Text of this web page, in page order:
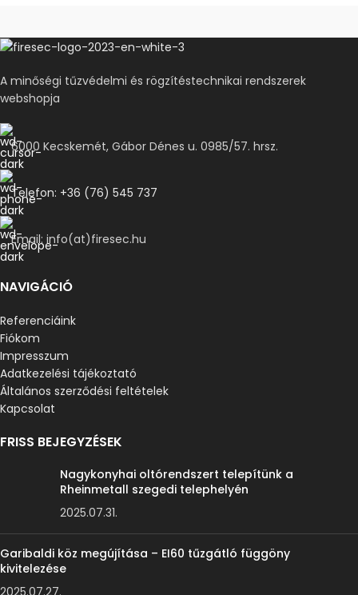
A minőségi tűzvédelmi és rögzítéstechnikai rendszerek
webshopja
6000 Kecskemét, Gábor Dénes u. 0985/57. hrsz.
Telefon: +36 (76) 545 737
Email: info(at)firesec.hu
NAVIGÁCIÓ
Referenciáink
Fiókom
Impresszum
Adatkezelési tájékoztató
Általános szerződési feltételek
Kapcsolat
FRISS BEJEGYZÉSEK
Nagykonyhai oltórendszert telepítünk a
Rheinmetall szegedi telephelyén
2025.07.31.
Garibaldi köz megújítása – EI60 tűzgátló függöny
kivitelezése